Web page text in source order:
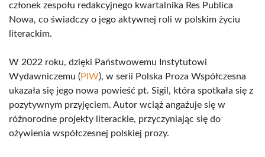
członek zespołu redakcyjnego kwartalnika Res Publica
Nowa, co świadczy o jego aktywnej roli w polskim życiu
literackim.
W 2022 roku, dzięki Państwowemu Instytutowi
Wydawniczemu (PIW), w serii Polska Proza Współczesna
ukazała się jego nowa powieść pt. Sigil, która spotkała się z
pozytywnym przyjęciem. Autor wciąż angażuje się w
różnorodne projekty literackie, przyczyniając się do
ożywienia współczesnej polskiej prozy.